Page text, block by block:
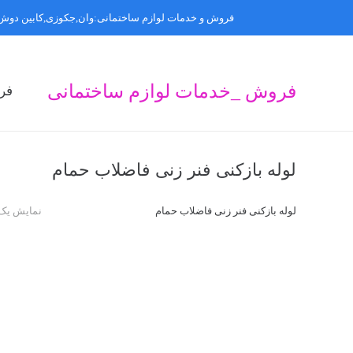
فروش _خدمات لوازم ساختمانی
لوله بازکنی فنر زنی فاضلاب حمام
لوله بازکنی فنر زنی فاضلاب حمام نمایش یک
فروش و خدمات لوازم ساختمانی:وان,جکوزی,کابین